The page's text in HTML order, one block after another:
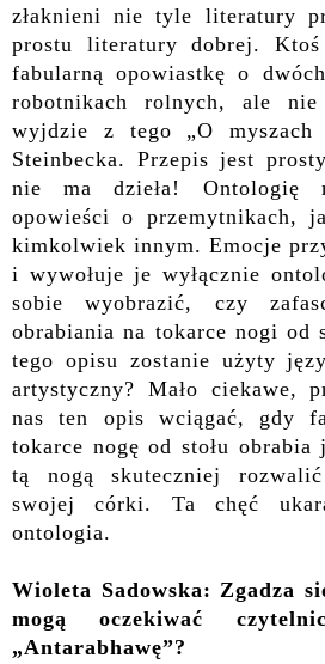
złaknieni nie tyle literatury
prostu literatury dobrej.
fabularną opowiastkę o
robotnikach rolnych, ale
wyjdzie z tego „O
Steinbecka. Przepis jest
nie ma dzieła! Ontologię
opowieści o przemytnikach,
kimkolwiek innym. Emocje
i wywołuje je wyłącznie
sobie wyobrazić, czy
obrabiania na tokarce nogi od
tego opisu zostanie użyty
artystyczny? Mało ciekawe,
nas ten opis wciągać, gdy
tokarce nogę od stołu
tą nogą skuteczniej
swojej córki. Ta chęć
ontologia.
Wioleta Sadowska: Zgadza
mogą oczekiwać
„Antarabhawę”?